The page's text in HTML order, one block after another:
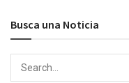
Busca una Noticia